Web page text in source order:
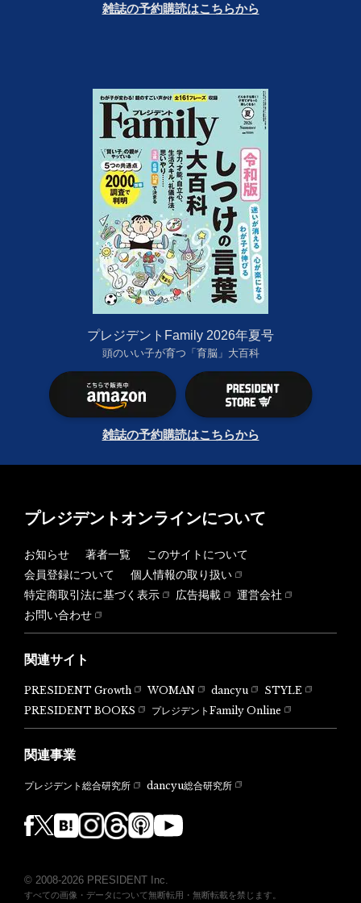
雑誌の予約購読はこちらから
プレジデントFamily 2026年夏号
頭のいい子が育つ「育脳」大百科
雑誌の予約購読はこちらから
プレジデントオンラインについて
お知らせ 著者一覧
このサイトについて
会員登録について
個人情報の取り扱い
特定商取引法に基づく表示
広告掲載
運営会社
お問い合わせ
関連サイト
PRESIDENT Growth WOMAN dancyu
STYLE
PRESIDENT BOOKS
プレジデントFamily Online
関連事業
プレジデント総合研究所 dancyu総合研究所
© 2008-2026 PRESIDENT Inc.
すべての画像・データについて無断転用・無断転載を禁じます。